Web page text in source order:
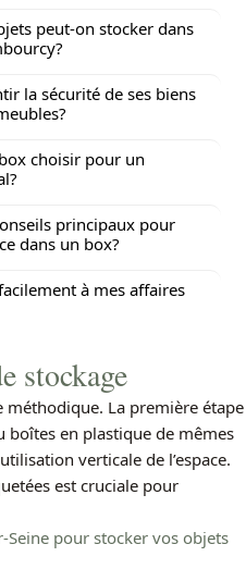
peut-on stocker dans
la sécurité de ses biens
choisir pour un
principaux pour
dans un box?
à mes affaires
stockage
méthodique. La première étape
boîtes en plastique de mêmes
verticale de l’espace.
est cruciale pour
Seine pour stocker vos objets